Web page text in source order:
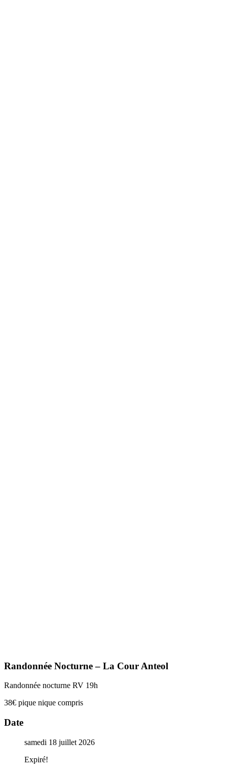
Randonnée Nocturne – La Cour Anteol
Randonnée nocturne RV 19h
38€ pique nique compris
Date
samedi 18 juillet 2026
Expiré!